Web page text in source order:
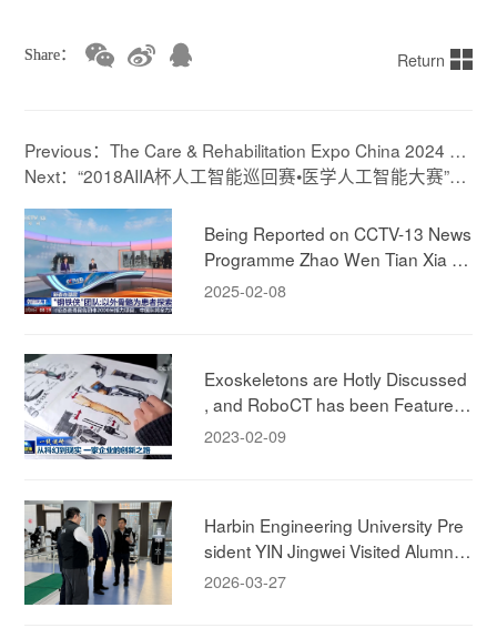
Share： Return
Previous：The Care & Rehabilitation Expo China 2024 Co
ncluded Successfully! RoboCT's Rehab Exoskeleton Rec
Next：“2018AIIA杯人工智能巡回赛•医学人工智能大赛”三
Being Reported on CCTV-13 News
Programme Zhao Wen Tian Xia ! E
xperiencing RoboCT Technology's
2025-02-08
Exoskeletons are Hotly Discussed
, and RoboCT has been Featured i
n CCTV News
2023-02-09
Harbin Engineering University Pre
sident YIN Jingwei Visited Alumni
Company, to Deepen Industry-Aca
2026-03-27